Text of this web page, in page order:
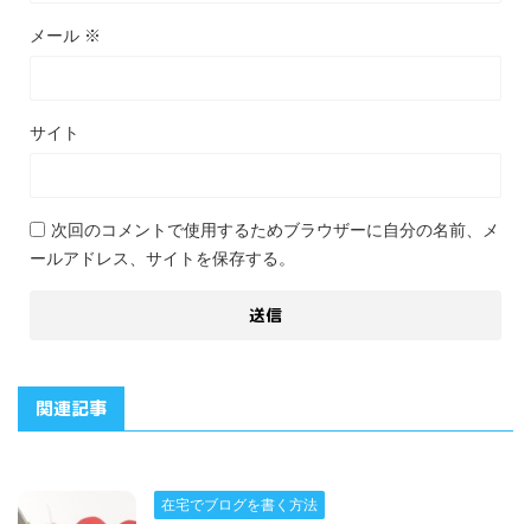
メール ※
サイト
次回のコメントで使用するためブラウザーに自分の名前、メ
ールアドレス、サイトを保存する。
関連記事
在宅でブログを書く方法